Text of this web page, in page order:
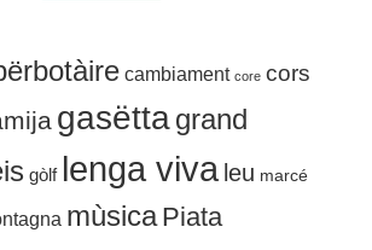
cambiament core cors
gasëttagrand
gòlf lenga viva leu marcé
mùsicaPiata